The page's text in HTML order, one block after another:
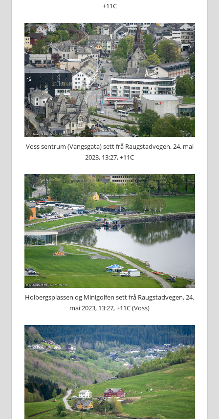
+11C
Voss sentrum (Vangsgata) sett frå Raugstadvegen, 24. mai
2023, 13:27, +11C
Holbergsplassen og Minigolfen sett frå Raugstadvegen, 24.
mai 2023, 13:27, +11C (Voss)